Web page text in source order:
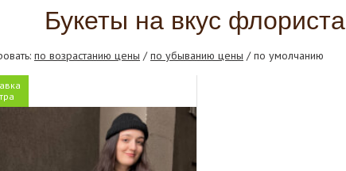
Букеты на вкус флориста
по возрастанию цены /по убыванию цены / по умолчанию